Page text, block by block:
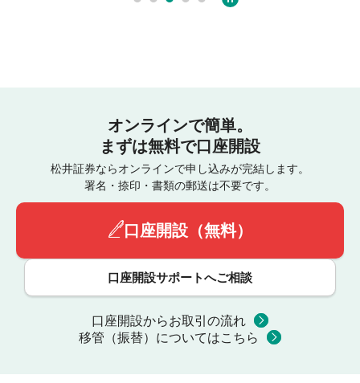
オンラインで簡単。
まずは無料で口座開設
松井証券ならオンラインで申し込みが完結します。
署名・捺印・書類の郵送は不要です。
口座開設（無料）
口座開設サポートへご相談
口座開設からお取引の流れ
移管（振替）についてはこちら